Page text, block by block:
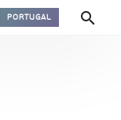
PORTUGAL